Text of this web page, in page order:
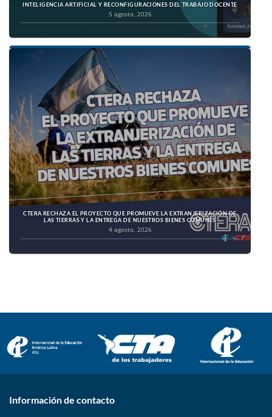
INTELIGENCIA ARTIFICIAL Y RECONFIGURACIONES DEL TRABAJO DOCENTE
5 agosto, 2026
CTERA RECHAZA EL PROYECTO QUE PROMUEVE LA EXTRANJERIZACIÓN DE
LAS TIERRAS Y LA ENTREGA DE NUESTROS BIENES COMUNES
4 agosto, 2026
Información de contacto